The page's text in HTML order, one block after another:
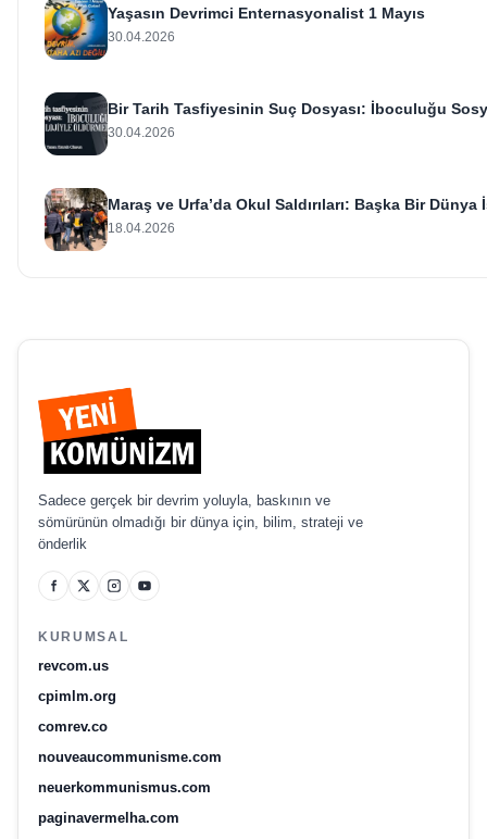
Yaşasın Devrimci Enternasyonalist 1 Mayıs
30.04.2026
Bir Tarih Tasfiyesinin Suç Dosyası: İboculuğu
30.04.2026
Maraş ve Urfa’da Okul Saldırıları: Başka Bir
18.04.2026
Sadece gerçek bir devrim yoluyla, baskının ve
sömürünün olmadığı bir dünya için, bilim, strateji ve
önderlik
KURUMSAL
revcom.us
cpimlm.org
comrev.co
nouveaucommunisme.com
neuerkommunismus.com
paginavermelha.com